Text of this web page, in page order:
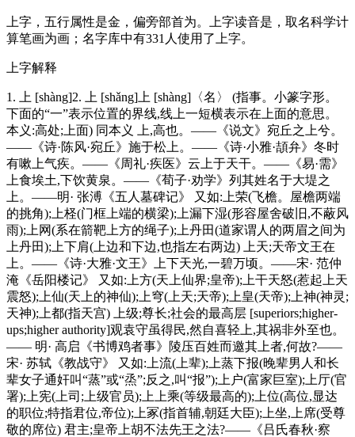
上字，五行属性是金，偏旁部首为。上字读音是，取名科学计
算笔画为画；名字库中有331人使用了上字。
上字解释
1. 上 [shàng]2. 上 [shǎng]上 [shàng]〈名〉 (指事。小篆字形。
下面的“一”表示位置的界线,线上一短横表示在上面的意思。
本义:高处;上面) 同本义 上,高也。——《说文》宛丘之上兮。
——《诗·陈风·宛丘》施于松上。——《诗·小雅·頡弁》冬时
有嗽上气疾。——《周礼·疾医》云上于天干。——《易·需》
上食埃土,下饮黄泉。——《荀子·劝学》列其姓名于大堤之
上。——明· 张溥《五人墓碑记》 又如:上荣(飞檐。屋檐两端
的挑角);上柽(门框上端的横梁);上漏下湿(形容屋舍破旧,不蔽风
雨);上网(系在箭靶上方的绳子);上丹田(道家谓人的两眉之间为
上丹田);上下肩(上边和下边,也指左右两边) 上天;天帝文王在
上。——《诗·大雅·文王》上下天光,一碧万顷。——宋· 范仲
淹《岳阳楼记》 又如:上方(天上仙界;皇帝);上干天怒(惹起上天
震怒);上仙(天上的神仙);上穹(上天;天帝);上皇(天帝);上神(神灵;
天神);上都(指天宫) 上级;尊长;社会的最高层 [superiors;higher-
ups;higher authority]观袁守虽得民,然自喜轻上,其祸非外至也。
—— 明· 高启《书博鸡者事》陵压百姓而邀其上者,何故?——
宋· 苏轼《教战守》 又如:上流(上辈);上蒸下报(晚辈男人和长
辈女子通奸叫“蒸”或“烝”;反之,叫“报”);上户(富家巨室);上厅(官
署);上宪(上司;上级官员);上上乘(等级最高的);上位(高位,显达
的职位;特指君位,帝位);上冢(指首辅,朝廷大臣);上坐,上席(受尊
敬的席位) 君主;皇帝上胡不法先王之法?——《吕氏春秋·察